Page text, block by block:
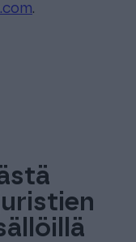
.